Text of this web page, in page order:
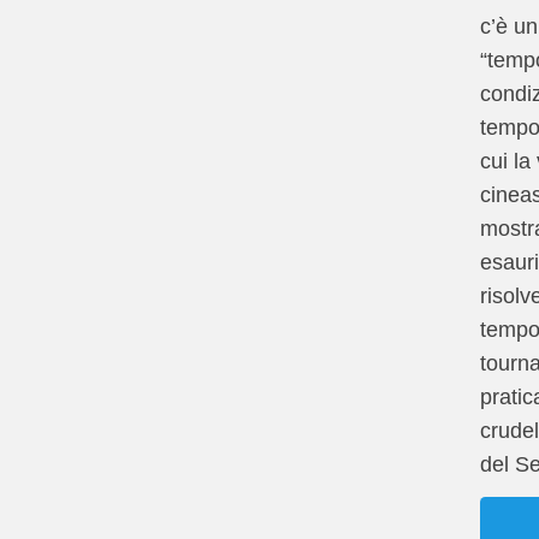
c’è
cui la
del